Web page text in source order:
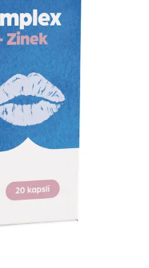
S BAM.
Kč